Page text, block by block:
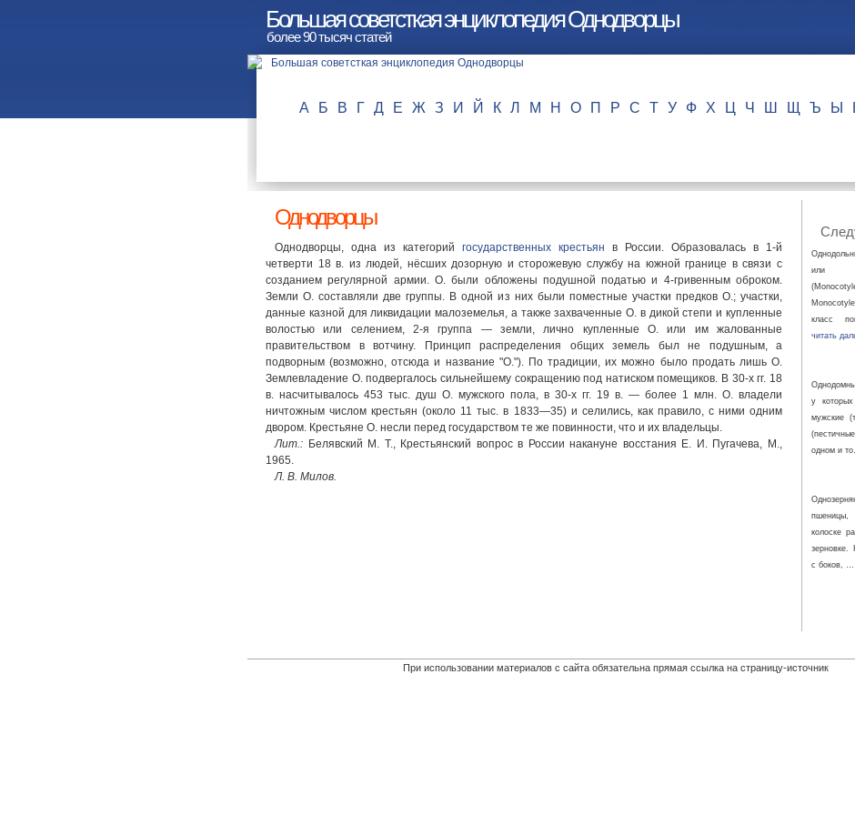
Большая советсткая энциклопедия Однодворцы
более 90 тысяч статей
А Б В Г Д Е Ж З И Й К Л М Н О П Р С Т У Ф Х Ц Ч Ш Щ Ъ Ы
Однодворцы
Однодворцы, одна из категорий государственных крестьян в России. Образовалась в 1-й
четверти 18 в. из людей, нёсших дозорную и сторожевую службу на южной границе в связи с
созданием регулярной армии. О. были обложены подушной податью и 4-гривенным оброком.
Земли О. составляли две группы. В одной из них были поместные участки предков О.; участки,
данные казной для ликвидации малоземелья, а также захваченные О. в дикой степи и купленные
волостью или селением, 2-я группа — земли, лично купленные О. или им жалованные
правительством в вотчину. Принцип распределения общих земель был не подушным, а
подворным (возможно, отсюда и название "О."). По традиции, их можно было продать лишь О.
Землевладение О. подвергалось сильнейшему сокращению под натиском помещиков. В 30-х гг. 18
в. насчитывалось 453 тыс. душ О. мужского пола, в 30-х гг. 19 в. — более 1 млн. О. владели
ничтожным числом крестьян (около 11 тыс. в 1833—35) и селились, как правило, с ними одним
двором. Крестьяне О. несли перед государством те же повинности, что и их владельцы.
Лит.: Белявский М. Т., Крестьянский вопрос в России накануне восстания Е. И. Пугачева, М.,
1965.
Л. В. Милов.
или
класс
читать
у
мужские
одном и
колоске
зерновке.
с боков, …
При использовании материалов с сайта обязательна прямая ссылка на страницу-источник